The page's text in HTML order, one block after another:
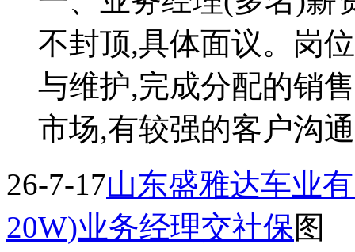
不封顶,具体面议。岗
与维护,完成分配的销
市场,有较强的客户沟
26-7-17山东盛雅达车业
20W)业务经理交社保图